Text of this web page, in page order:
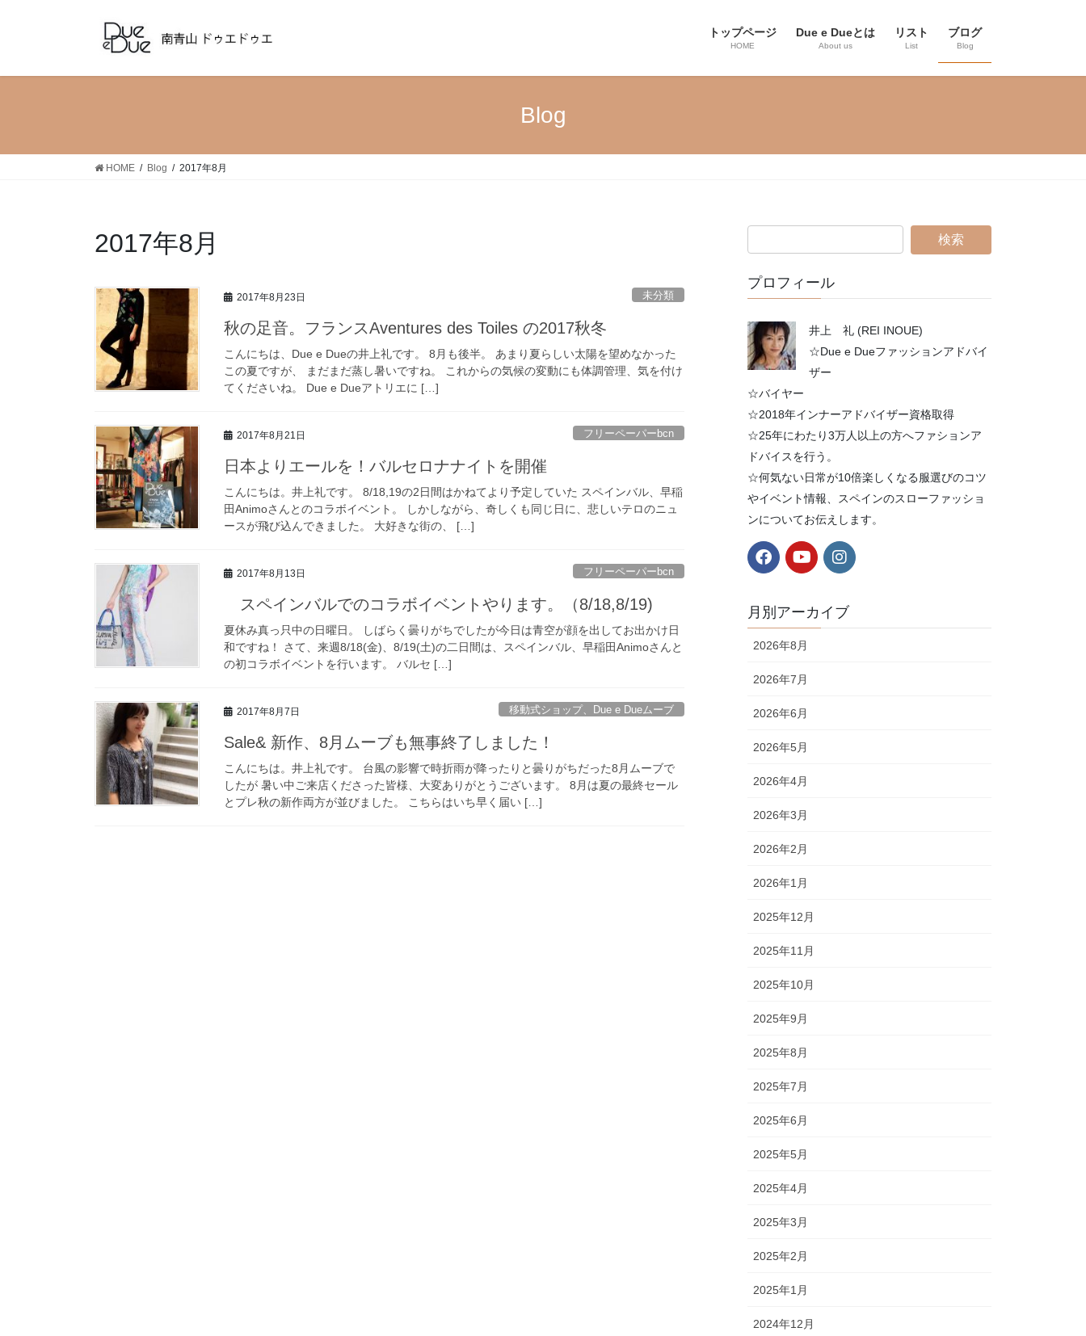
トップページ
HOME
Due e Dueとは
About us
リスト
List
ブログ
Blog
Blog
HOME Blog 2017年8月
2017年8月
2017年8月23日 未分類
秋の足音。フランスAventures des Toiles の2017秋冬
こんにちは、Due e Dueの井上礼です。 8月も後半。 あまり夏らしい太陽を望めなかった
この夏ですが、 まだまだ蒸し暑いですね。 これからの気候の変動にも体調管理、気を付け
てくださいね。 Due e Dueアトリエに […]
2017年8月21日 フリーペーパーbcn
日本よりエールを！バルセロナナイトを開催
こんにちは。井上礼です。 8/18,19の2日間はかねてより予定していた スペインバル、早稲
田Animoさんとのコラボイベント。 しかしながら、奇しくも同じ日に、悲しいテロのニュ
ースが飛び込んできました。 大好きな街の、 […]
2017年8月13日 フリーペーパーbcn
スペインバルでのコラボイベントやります。（8/18,8/19)
夏休み真っ只中の日曜日。 しばらく曇りがちでしたが今日は青空が顔を出してお出かけ日
和ですね！ さて、来週8/18(金)、8/19(土)の二日間は、スペインバル、早稲田Animoさんと
の初コラボイベントを行います。 バルセ […]
2017年8月7日 移動式ショップ、Due e Dueムーブ
Sale& 新作、8月ムーブも無事終了しました！
こんにちは。井上礼です。 台風の影響で時折雨が降ったりと曇りがちだった8月ムーブで
したが 暑い中ご来店くださった皆様、大変ありがとうございます。 8月は夏の最終セール
とプレ秋の新作両方が並びました。 こちらはいち早く届い […]
プロフィール
井上 礼 (REI INOUE)
☆Due e Dueファッションアドバイ
ザー
☆バイヤー
☆2018年インナーアドバイザー資格取得
☆25年にわたり3万人以上の方へファションア
ドバイスを行う。
☆何気ない日常が10倍楽しくなる服選びのコツ
やイベント情報、スペインのスローファッショ
ンについてお伝えします。
月別アーカイブ
2026年8月
2026年7月
2026年6月
2026年5月
2026年4月
2026年3月
2026年2月
2026年1月
2025年12月
2025年11月
2025年10月
2025年9月
2025年8月
2025年7月
2025年6月
2025年5月
2025年4月
2025年3月
2025年2月
2025年1月
2024年12月